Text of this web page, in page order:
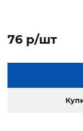
76 p/шт